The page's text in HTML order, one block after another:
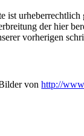
ist urheberrechtlich
der hier
vorherigen
vonhttp://